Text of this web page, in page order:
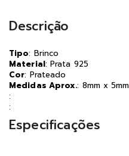
Descrição
Tipo: Brinco
Material: Prata 925
Cor: Prateado
Medidas Aprox.: 8mm x 5mm
:
:
Especificações